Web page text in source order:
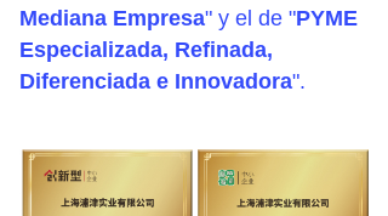
Mediana Empresa" y el de "PYME
Especializada, Refinada,
Diferenciada e Innovadora".